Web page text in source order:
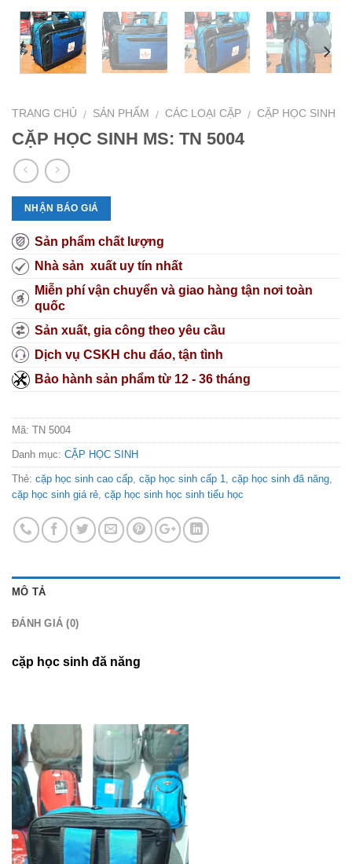
TRANG CHỦ / SẢN PHẨM / CÁC LOẠI CẶP / CẶP HỌC SINH
CẶP HỌC SINH MS: TN 5004
NHẬN BÁO GIÁ
Sản phẩm chất lượng
Nhà sản xuất uy tín nhất
Miễn phí vận chuyển và giao hàng tận nơi toàn
quốc
Sản xuất, gia công theo yêu cầu
Dịch vụ CSKH chu đáo, tận tình
Bảo hành sản phẩm từ 12 - 36 tháng
Mã: TN 5004
Danh mục: CẶP HỌC SINH
Thẻ: cặp học sinh cao cấp cặp học sinh cấp 1 cặp học sinh đă năng
cặp học sinh giá rẻ cặp học sinh học sinh tiểu học
MÔ TẢ
ĐÁNH GIÁ (0)
cặp học sinh đă năng